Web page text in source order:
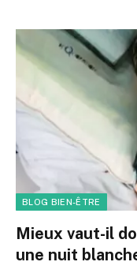
BLOG BIEN-ÊTRE
Mieux vaut-il
une nuit